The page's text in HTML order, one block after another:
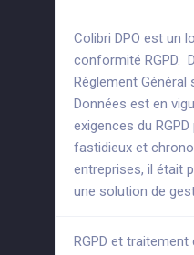
Colibri DPO est un
conformité RGPD.
Règlement
Données est en
exigences du
fastidieux et
entreprises, il était
une solution de
RGPD et traitement